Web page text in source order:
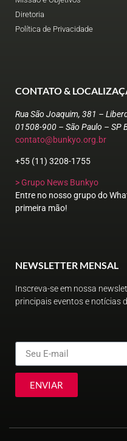
Diretoria
Política de Privacidade
CONTATO &
Rua São Joaquim, 381 –
01508-900 – São Paulo – SP
contato@bunkyo.org.br
+55 (11) 3208-1755
> Grupo News Bunkyo
Entre no nosso grupo do
primeira mão!
NEWSLETTER MENSAL
Inscreva-se em nossa
principais eventos e notícias
ENVIAR